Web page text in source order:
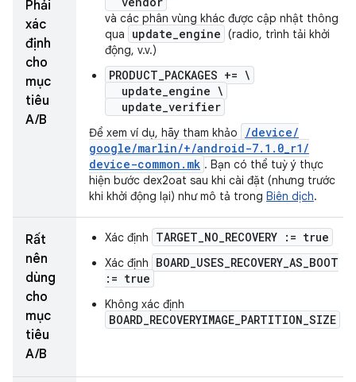
Phải
xác
định
cho
mục
tiêu
A/B
và các phân vùng khác được cập nhật thông
qua
update_engine (radio, trình tải khởi
động, v.v.)
PRODUCT_PACKAGES += \
update_engine \
update_verifier
Để xem ví dụ, hãy tham khảo /device/
google/marlin/+/android-7. 1 . 0 r1 /
device-common . mk . Bạn có thể tuỳ ý thực
hiện bước dex2oat sau khi cài đặt (nhưng trước
khi khởi động lại) như mô tả trong Biên dịch.
Rất
nên
dùng
cho
mục
tiêu
A/B
Xác định TARGET_NO_RECOVERY := true
Xác định
BOARD_USES_RECOVERY_AS_BOOT
:= true
Không xác định
BOARD_RECOVERYIMAGE_PARTITION_SIZE